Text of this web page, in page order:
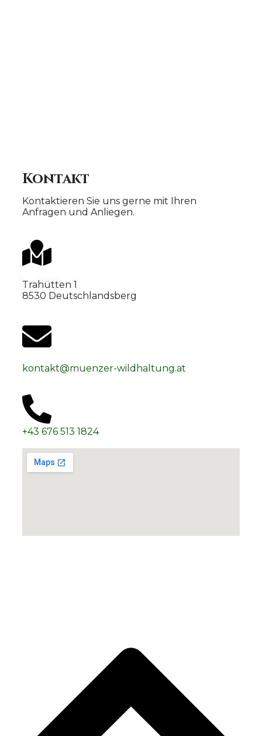
Kontakt
Kontaktieren Sie uns gerne mit Ihren
Anfragen und Anliegen.
Trahütten 1
8530 Deutschlandsberg
kontakt@muenzer-wildhaltung.at
+43 676 513 1824